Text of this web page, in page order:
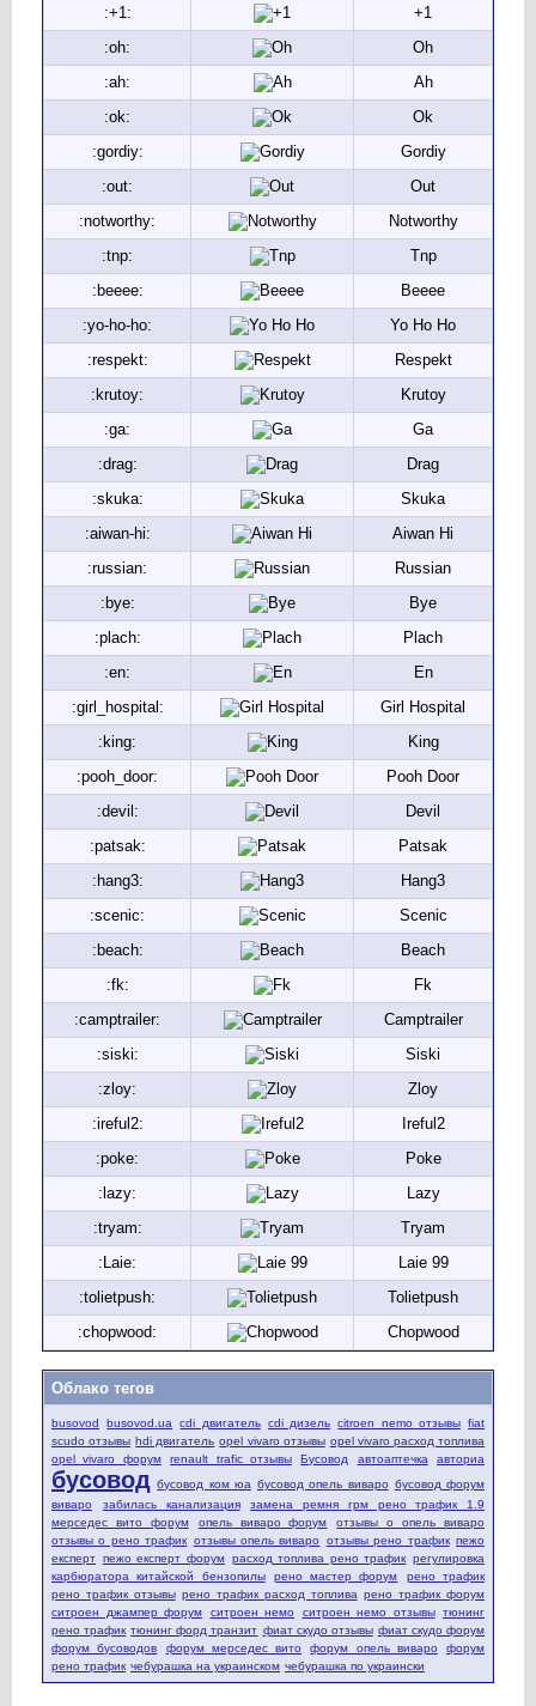
:+1:
+1
:oh:
Oh
:ah:
Ah
:ok:
Ok
:gordiy:
Gordiy
:out:
Out
:notworthy:
Notworthy
:tnp:
Tnp
:beeee:
Beeee
:yo-ho-ho:
Yo Ho Ho
:respekt:
Respekt
:krutoy:
Krutoy
:ga:
Ga
:drag:
Drag
:skuka:
Skuka
:aiwan-hi:
Aiwan Hi
:russian:
Russian
:bye:
Bye
:plach:
Plach
:en:
En
:girl_hospital:
Girl Hospital
:king:
King
:pooh_door:
Pooh Door
:devil:
Devil
:patsak:
Patsak
:hang3:
Hang3
:scenic:
Scenic
:beach:
Beach
:fk:
Fk
:camptrailer:
Camptrailer
:siski:
Siski
:zloy:
Zloy
:ireful2:
Ireful2
:poke:
Poke
:lazy:
Lazy
:tryam:
Tryam
:Laie:
Laie 99
:tolietpush:
Tolietpush
:chopwood:
Chopwood
Облако тегов
busovod busovod.ua cdi двигатель cdi дизель citroen nemo отзывы fiat
scudo отзывы hdi двигатель opel vivaro отзывы opel vivaro расход топлива
opel vivaro форум
renault trafic отзывы Бусовод автоаптечка авториа
бусовод бусовод ком юа бусовод опель виваро бусовод форум
виваро
забилась канализация
замена ремня грм рено трафик 1.9
мерседес вито форум
опель виваро форум
отзывы о опель виваро
отзывы о рено трафик отзывы опель виваро отзывы рено трафик пежо
експерт пежо експерт форум расход топлива рено трафик регулировка
карбюратора китайской бензопилы
рено мастер форум
рено трафик
рено трафик отзывы рено трафик расход топлива рено трафик форум
ситроен джампер форум
ситроен немо ситроен немо отзывы тюнинг
рено трафик тюнинг форд транзит фиат скудо отзывы фиат скудо форум
форум бусоводов
форум мерседес вито форум опель виваро
форум
рено трафик чебурашка на украинском чебурашка по украински